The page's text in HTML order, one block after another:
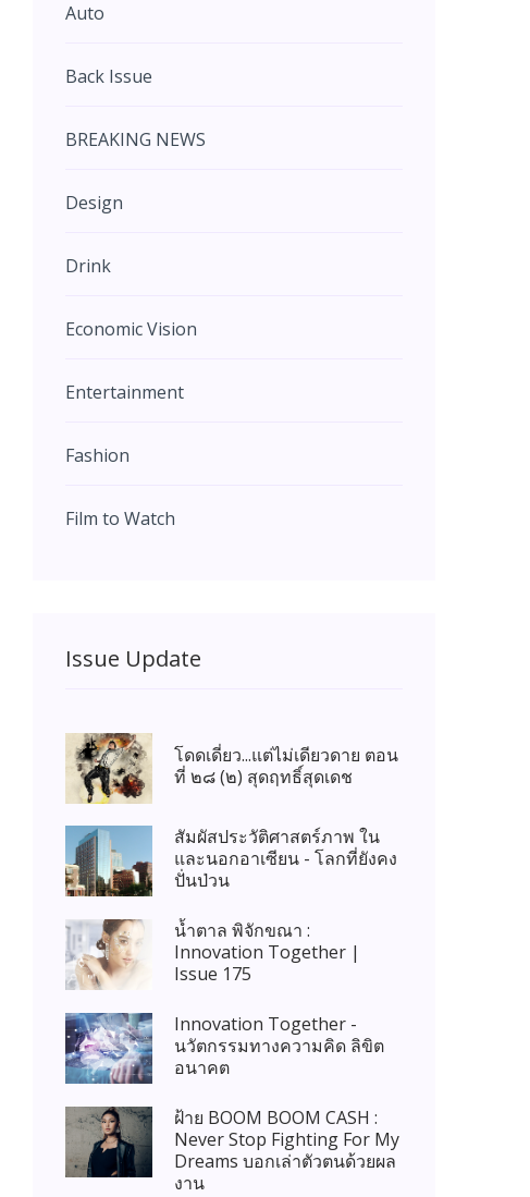
Auto
Back Issue
BREAKING NEWS
Design
Drink
Economic Vision
Entertainment
Fashion
Film to Watch
Issue Update
โดดเดี่ยว...แต่ไม่เดียวดาย ตอน
ที่ ๒๘ (๒) สุดฤทธิ์สุดเดช
สัมผัสประวัติศาสตร์ภาพ ใน
และนอกอาเซียน - โลกที่ยังคง
ปั่นป่วน
น้ำตาล พิจักขณา :
Innovation Together |
Issue 175
Innovation Together -
นวัตกรรมทางความคิด ลิขิต
อนาคต
ฝ้าย BOOM BOOM CASH :
Never Stop Fighting For My
Dreams บอกเล่าตัวตนด้วยผล
งาน